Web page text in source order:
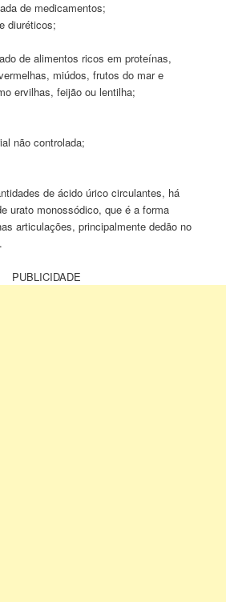
de medicamentos;
diuréticos;
de alimentos ricos em proteínas,
miúdos, frutos do mar e
ervilhas, feijão ou lentilha;
não controlada;
de ácido úrico circulantes, há
urato monossódico, que é a forma
articulações, principalmente dedão no
PUBLICIDADE